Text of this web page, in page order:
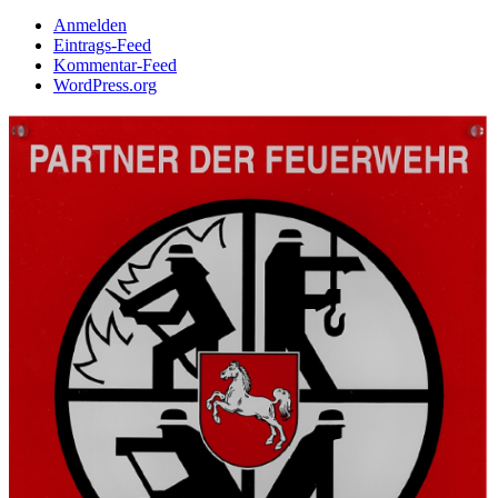
Anmelden
Eintrags-Feed
Kommentar-Feed
WordPress.org